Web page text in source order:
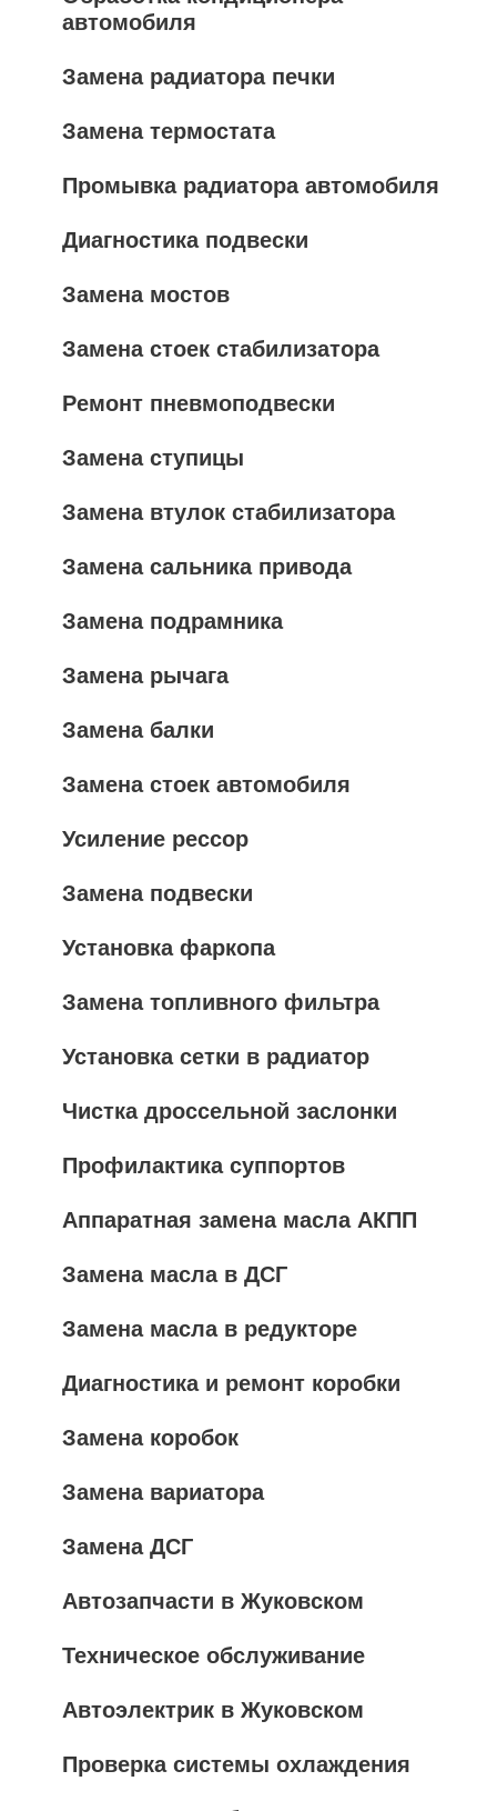
автомобиля
Замена радиатора печки
Замена термостата
Промывка радиатора автомобиля
Диагностика подвески
Замена мостов
Замена стоек стабилизатора
Ремонт пневмоподвески
Замена ступицы
Замена втулок стабилизатора
Замена сальника привода
Замена подрамника
Замена рычага
Замена балки
Замена стоек автомобиля
Усиление рессор
Замена подвески
Установка фаркопа
Замена топливного фильтра
Установка сетки в радиатор
Чистка дроссельной заслонки
Профилактика суппортов
Аппаратная замена масла АКПП
Замена масла в ДСГ
Замена масла в редукторе
Диагностика и ремонт коробки
Замена коробок
Замена вариатора
Замена ДСГ
Автозапчасти в Жуковском
Техническое обслуживание
Автоэлектрик в Жуковском
Проверка системы охлаждения